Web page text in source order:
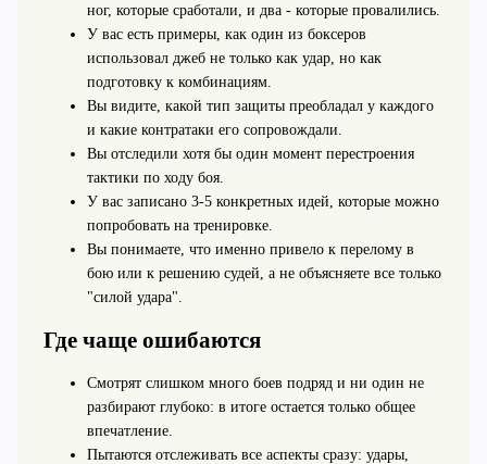
ног, которые сработали, и два - которые провалились.
У вас есть примеры, как один из боксеров
использовал джеб не только как удар, но как
подготовку к комбинациям.
Вы видите, какой тип защиты преобладал у каждого
и какие контратаки его сопровождали.
Вы отследили хотя бы один момент перестроения
тактики по ходу боя.
У вас записано 3-5 конкретных идей, которые можно
попробовать на тренировке.
Вы понимаете, что именно привело к перелому в
бою или к решению судей, а не объясняете все только
"силой удара".
Где чаще ошибаются
Смотрят слишком много боев подряд и ни один не
разбирают глубоко: в итоге остается только общее
впечатление.
Пытаются отслеживать все аспекты сразу: удары,